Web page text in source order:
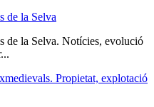
de la Selva
de la Selva. Notícies, evolució
Propietat, explotació